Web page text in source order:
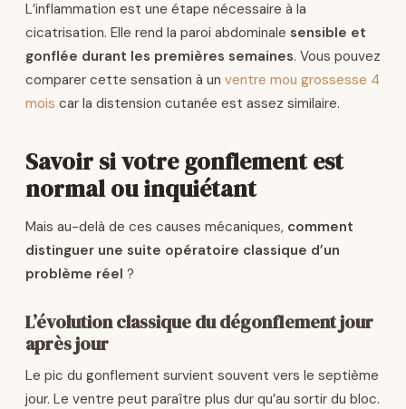
L’inflammation est une étape nécessaire à la
cicatrisation. Elle rend la paroi abdominale sensible et
gonflée durant les premières semaines. Vous pouvez
comparer cette sensation à un ventre mou grossesse 4
mois car la distension cutanée est assez similaire.
Savoir si votre gonflement est
normal ou inquiétant
Mais au-delà de ces causes mécaniques, comment
distinguer une suite opératoire classique d’un
problème réel ?
L’évolution classique du dégonflement jour
après jour
Le pic du gonflement survient souvent vers le septième
jour. Le ventre peut paraître plus dur qu’au sortir du bloc.